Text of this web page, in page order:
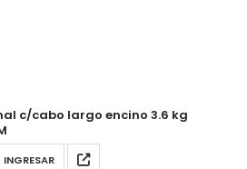
c/cabo largo encino 3.6 kg
INGRESAR